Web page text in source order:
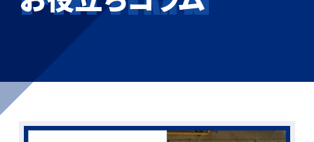
総合解体 / 解体事業
産業廃棄物収集/ 運搬
企業概要
マイページログイン